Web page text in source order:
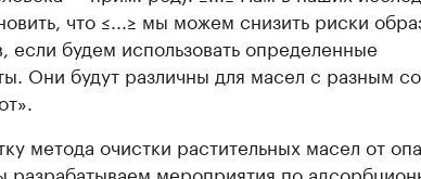
что ≤...≥ мы можем снизить риски
если будем использовать определенные
Они будут различны для масел с разным
метода очистки растительных масел от
разрабатываем мероприятия по